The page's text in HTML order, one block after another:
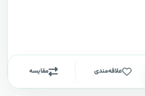
علاقه‌مندی مقایسه